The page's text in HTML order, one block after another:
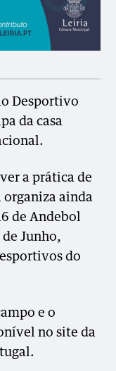
Desportivo
da casa
a prática de
organiza ainda
de Andebol
de Junho,
do
e o
no site da